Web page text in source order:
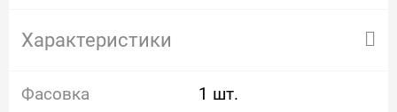
Характеристики
Фасовка 1 шт.